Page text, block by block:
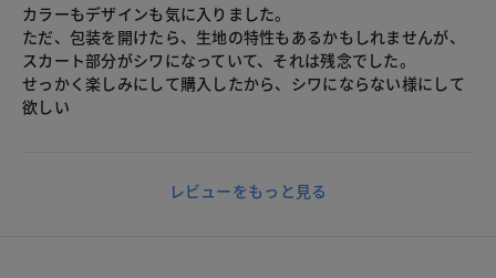
カラーもデザインも気に入りました。
ただ、包装を開けたら、生地の特性もあるかもしれませんが、
スカート部分がシワになっていて、それは残念でした。
せっかく楽しみにして購入したから、シワにならない様にして
欲しい
レビューをもっと見る